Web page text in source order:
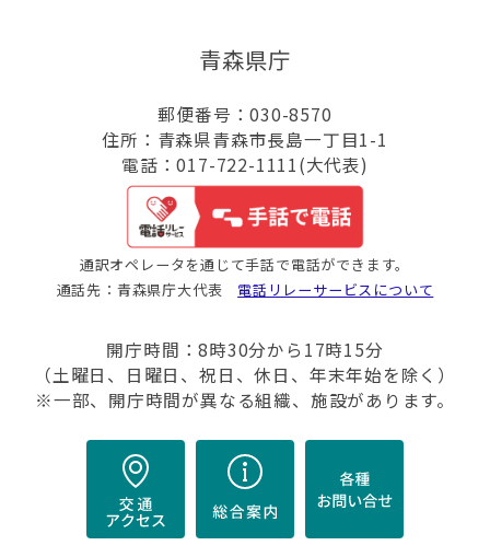
青森県庁
郵便番号：030-8570
住所：青森県青森市長島一丁目1-1
電話：017-722-1111(大代表)
通訳オペレータを通じて手話で電話ができます。
通話先：青森県庁大代表 電話リレーサービスについて
開庁時間：8時30分から17時15分
（土曜日、日曜日、祝日、休日、年末年始を除く）
※一部、開庁時間が異なる組織、施設があります。